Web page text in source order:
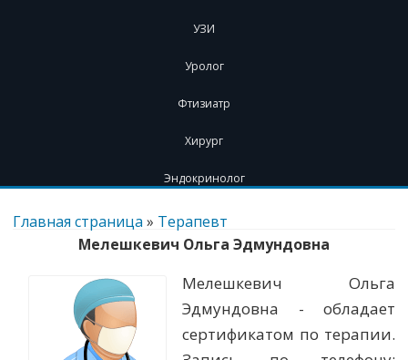
УЗИ
Уролог
Фтизиатр
Хирург
Эндокринолог
Перейти
содержимому
Главная страница » Терапевт
Мелешкевич Ольга Эдмундовна
Мелешкевич Ольга
Эдмундовна - обладает
сертификатом по терапии.